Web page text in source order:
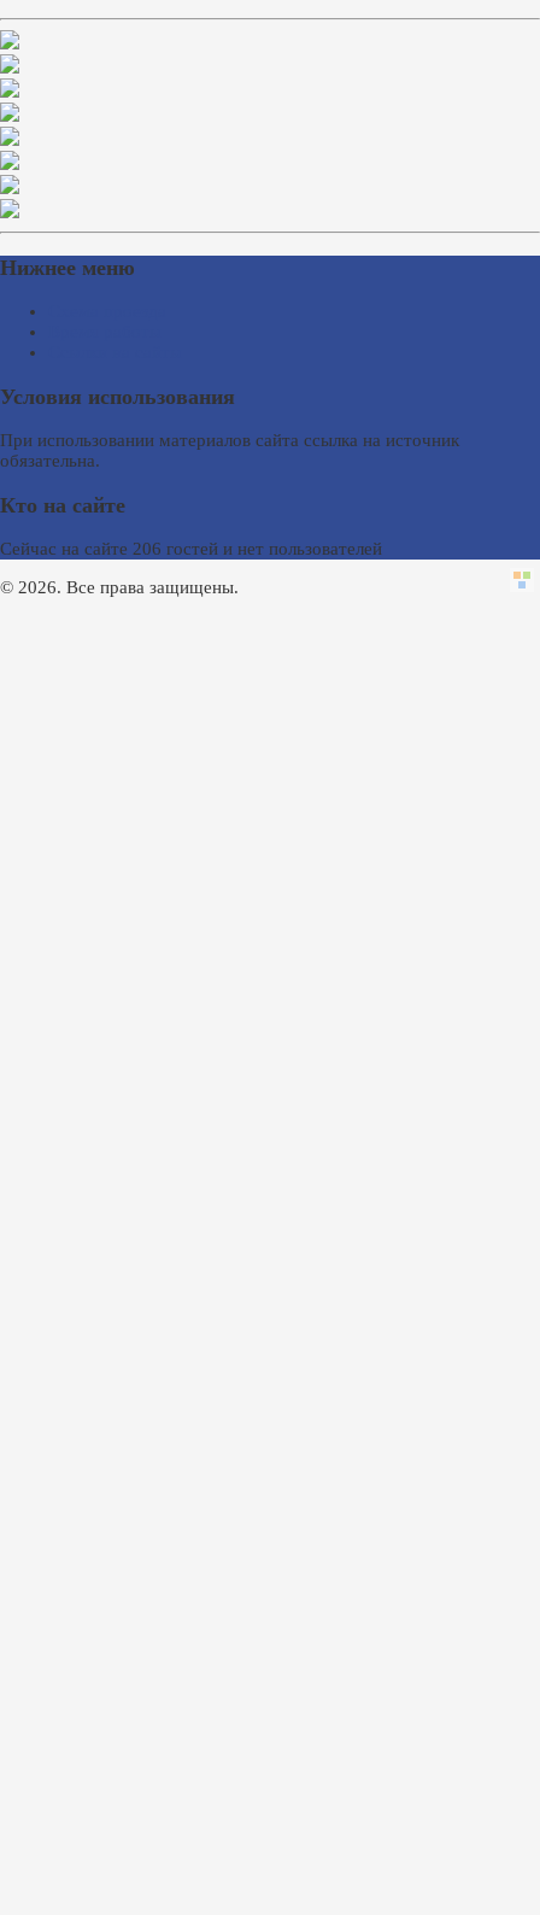
Нижнее меню
Условия использования
При использовании материалов сайта ссылка на источник
обязательна.
Кто на сайте
Сейчас на сайте 206 гостей и нет пользователей
© 2026. Все права защищены.